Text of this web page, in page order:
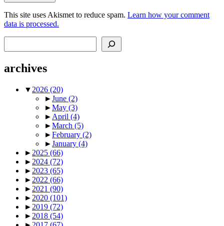
This site uses Akismet to reduce spam. Learn how your comment
data is processed.
archives
▼ 2026 (20)
►June (2)
►May (3)
► April (4)
►March (5)
►February (2)
►January (4)
► 2025 (66)
► 2024 (72)
► 2023 (65)
► 2022 (66)
► 2021 (90)
► 2020 (101)
► 2019 (72)
► 2018 (54)